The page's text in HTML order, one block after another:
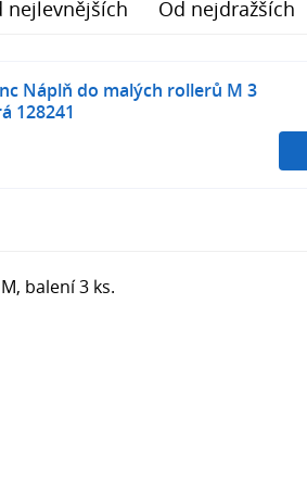
nejlevnějších Od nejdražších
Náplň do malých rollerů M 3
128241
balení 3 ks.